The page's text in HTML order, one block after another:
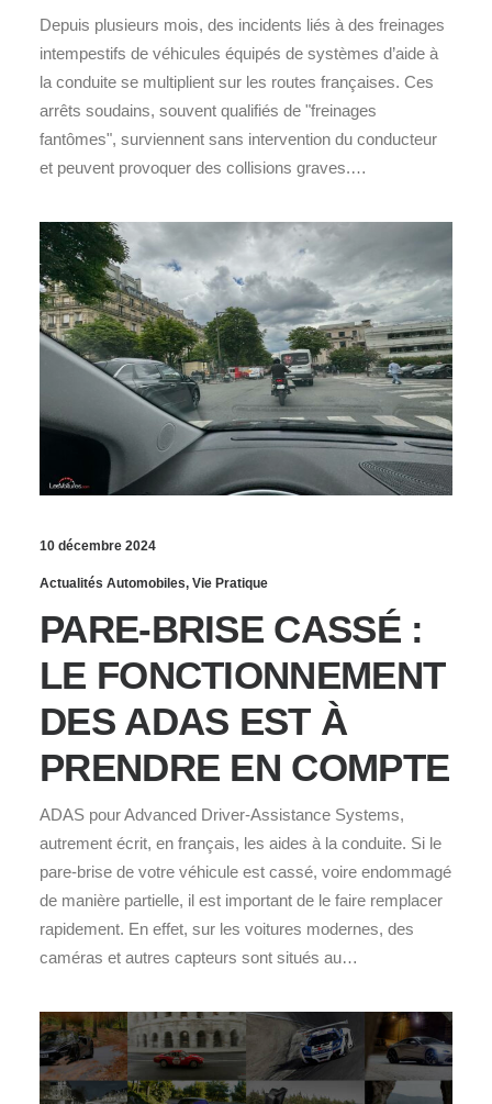
Depuis plusieurs mois, des incidents liés à des freinages
intempestifs de véhicules équipés de systèmes d’aide à
la conduite se multiplient sur les routes françaises. Ces
arrêts soudains, souvent qualifiés de "freinages
fantômes", surviennent sans intervention du conducteur
et peuvent provoquer des collisions graves.…
10 décembre 2024
Actualités Automobiles, Vie Pratique
PARE-BRISE CASSÉ :
LE FONCTIONNEMENT
DES ADAS EST À
PRENDRE EN COMPTE
ADAS pour Advanced Driver-Assistance Systems,
autrement écrit, en français, les aides à la conduite. Si le
pare-brise de votre véhicule est cassé, voire endommagé
de manière partielle, il est important de le faire remplacer
rapidement. En effet, sur les voitures modernes, des
caméras et autres capteurs sont situés au…